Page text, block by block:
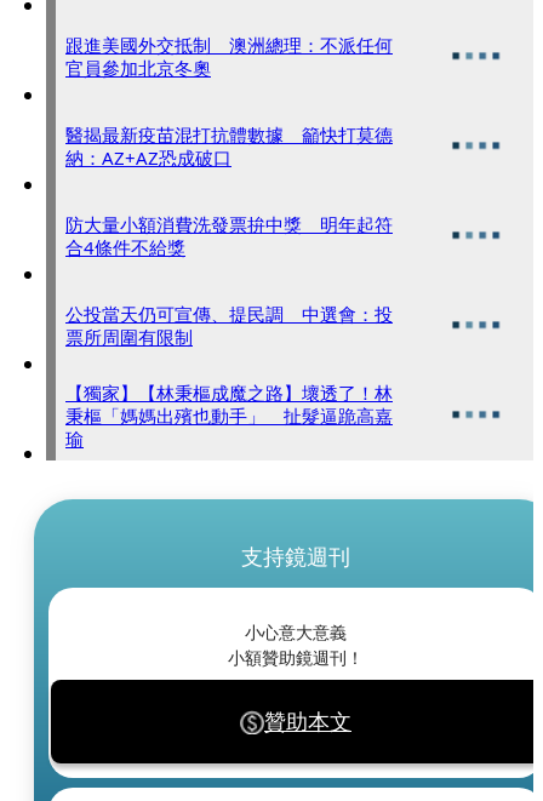
跟進美國外交抵制 澳洲總理：不派任何
官員參加北京冬奧
醫揭最新疫苗混打抗體數據 籲快打莫德
納：AZ+AZ恐成破口
防大量小額消費洗發票拚中獎 明年起符
合4條件不給獎
公投當天仍可宣傳、提民調 中選會：投
票所周圍有限制
【獨家】【林秉樞成魔之路】壞透了！林
秉樞「媽媽出殯也動手」 扯髮逼跪高嘉
瑜
支持鏡週刊
小心意大意義
小額贊助鏡週刊！
贊助本文